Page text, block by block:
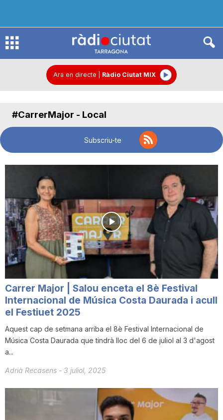
R
C
i
u
t
a
Ara en directe Ràdio Ciutat MIX
#CarrerMajor - Local
Subscriu-te
Carrer Major | Salou enceta el 8è Festival
Internacional de Música Costa Daurada i acull
el Festiuet 2025
Aquest cap de setmana arriba el 8è Festival Internacional de
Música Costa Daurada que tindrà lloc del 6 de juliol al 3 d'agost
a...
Adrià Recasens - 3 juliol, 2025